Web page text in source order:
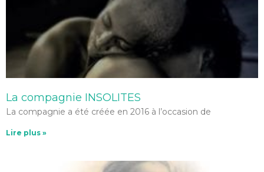
La compagnie INSOLITES
La compagnie a été créée en 2016 à l’occasion de
Lire plus »